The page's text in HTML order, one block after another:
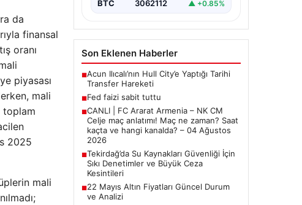
da
finansal
oranı
piyasası
mali
toplam
2025
mali
BTC 3062112 ▲ +0.85%
Son Eklenen Haberler
■Acun Ilıcalı’nın Hull City’e Yaptığı Tarihi
Transfer Hareketi
■Fed faizi sabit tuttu
■CANLI | FC Ararat Armenia – NK CM
Celje maç anlatımı! Maç ne zaman? Saat
kaçta ve hangi kanalda? – 04 Ağustos
2026
■Tekirdağ’da Su Kaynakları Güvenliği İçin
Sıkı Denetimler ve Büyük Ceza
Kesintileri
■22 Mayıs Altın Fiyatları Güncel Durum
ve Analizi